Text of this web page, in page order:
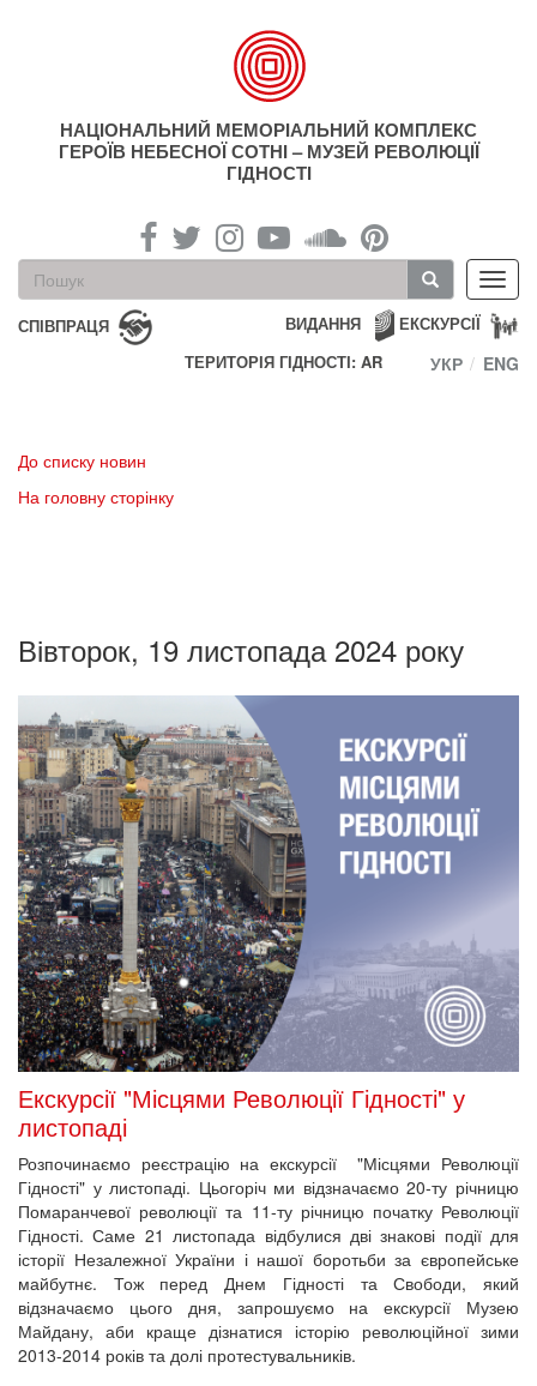
НАЦІОНАЛЬНИЙ МЕМОРІАЛЬНИЙ КОМПЛЕКС
ГЕРОЇВ НЕБЕСНОЇ СОТНІ – МУЗЕЙ РЕВОЛЮЦІЇ
ГІДНОСТІ
Пошукова
форма
Пошук
СПІВПРАЦЯ ЕКСКУРСІЇ
ВИДАННЯ
ТЕРИТОРІЯ ГІДНОСТІ: AR
УКР ENG
До списку новин
На головну сторінку
Вівторок, 19 листопада 2024 року
Екскурсії "Місцями Революції Гідності" у
листопаді
Розпочинаємо реєстрацію на екскурсії "Місцями Революції
Гідності" у листопаді. Цьогоріч ми відзначаємо 20-ту річницю
Помаранчевої революції та 11-ту річницю початку Революції
Гідності. Саме 21 листопада відбулися дві знакові події для
історії Незалежної України і нашої боротьби за європейське
майбутнє. Тож перед Днем Гідності та Свободи, який
відзначаємо цього дня, запрошуємо на екскурсії Музею
Майдану, аби краще дізнатися історію революційної зими
2013-2014 років та долі протестувальників.